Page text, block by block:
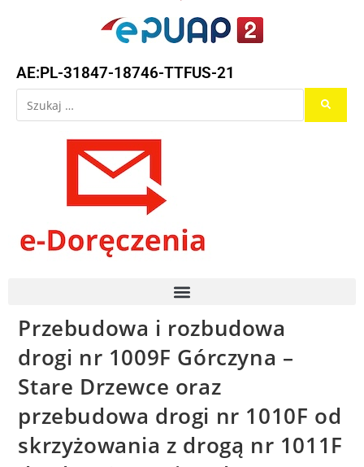
AE:PL-31847-18746-TTFUS-21
Przebudowa i rozbudowa
drogi nr 1009F Górczyna –
Stare Drzewce oraz
przebudowa drogi nr 1010F od
skrzyżowania z drogą nr 1011F